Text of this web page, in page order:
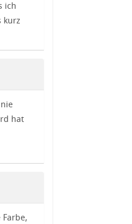
ich
kurz
hat